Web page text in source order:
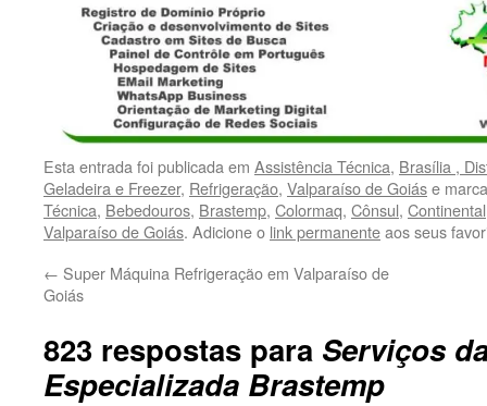
Esta entrada foi publicada em Assistência Técnica, Brasília ,
Geladeira e Freezer, Refrigeração, Valparaíso de Goiáse
Técnica, Bebedouros, Brastemp, Colormaq, Cônsul, Continental
Valparaíso de Goiás. Adicione o link permanenteaos seus
← Super Máquina Refrigeração em Valparaíso de
Goiás
823 respostas para Serviços
Especializada Brastemp